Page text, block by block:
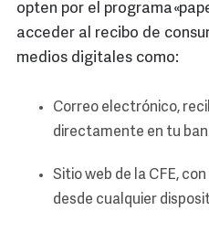
opten por el programa
acceder al recibo de
medios digitales como:
Correo electrónico,
directamente en tu
Sitio web de la CFE,
desde cualquier